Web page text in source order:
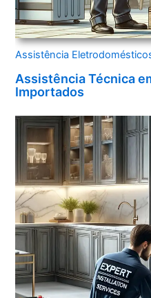
Assistência
Assistência Técnica
Importados